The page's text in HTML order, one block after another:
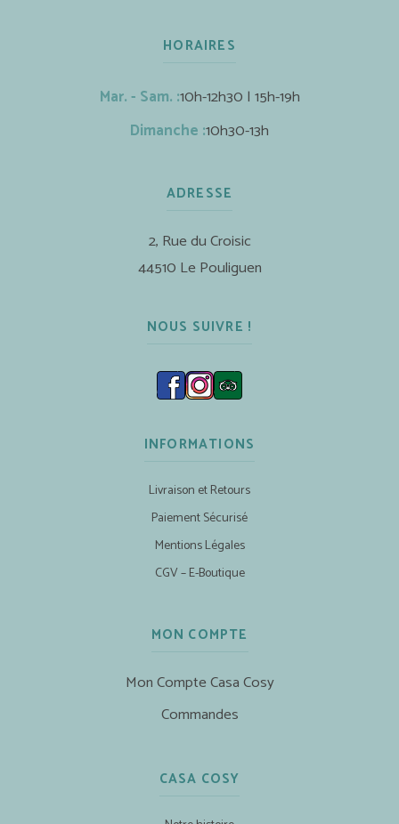
HORAIRES
Mar. - Sam. :10h-12h30 | 15h-19h
Dimanche :10h30-13h
ADRESSE
2, Rue du Croisic
44510 Le Pouliguen
NOUS SUIVRE !
INFORMATIONS
Livraison et Retours
Paiement Sécurisé
Mentions Légales
CGV – E-Boutique
MON COMPTE
Mon Compte Casa Cosy
Commandes
CASA COSY